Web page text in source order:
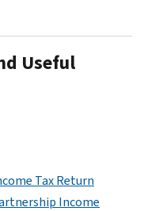
Useful
Tax Return
Income